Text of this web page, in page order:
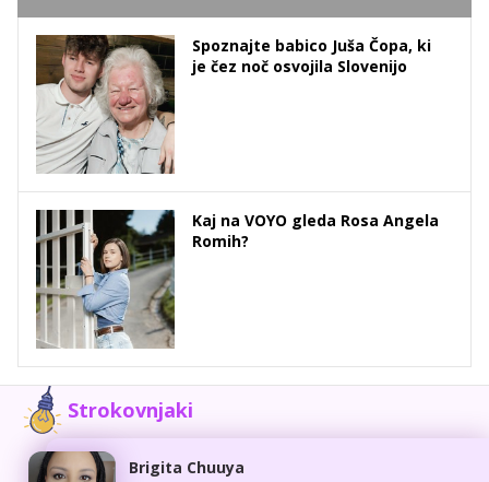
Spoznajte babico Juša Čopa, ki
je čez noč osvojila Slovenijo
Kaj na VOYO gleda Rosa Angela
Romih?
Strokovnjaki
Brigita Chuuya